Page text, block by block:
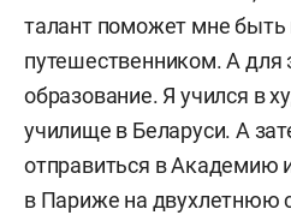
талант поможет мне
путешественником. А для
образование. Я учился в
училище в Беларуси. А
отправиться в Академию
в Париже на двухлетнюю